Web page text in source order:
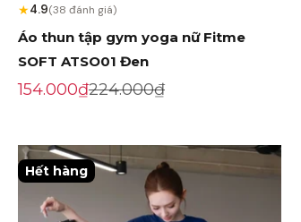
★4.9(38 đánh giá)
Áo thun tập gym yoga nữ Fitme
SOFT ATSO01 Đen
Giá khuyến mãi
154.000₫Giá gốc
224.000₫
Hết hàng